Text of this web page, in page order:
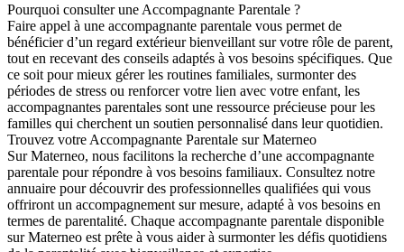
Pourquoi consulter une Accompagnante Parentale ?
Faire appel à une accompagnante parentale vous permet de
bénéficier d’un regard extérieur bienveillant sur votre rôle de parent,
tout en recevant des conseils adaptés à vos besoins spécifiques. Que
ce soit pour mieux gérer les routines familiales, surmonter des
périodes de stress ou renforcer votre lien avec votre enfant, les
accompagnantes parentales sont une ressource précieuse pour les
familles qui cherchent un soutien personnalisé dans leur quotidien.
Trouvez votre Accompagnante Parentale sur Materneo
Sur Materneo, nous facilitons la recherche d’une accompagnante
parentale pour répondre à vos besoins familiaux. Consultez notre
annuaire pour découvrir des professionnelles qualifiées qui vous
offriront un accompagnement sur mesure, adapté à vos besoins en
termes de parentalité. Chaque accompagnante parentale disponible
sur Materneo est prête à vous aider à surmonter les défis quotidiens